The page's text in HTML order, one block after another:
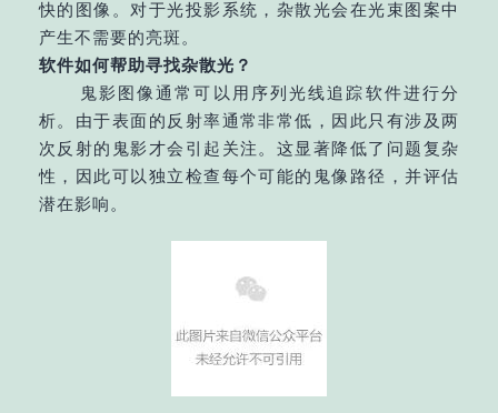
快的图像。对于光投影系统，杂散光会在光束图案中
产生不需要的亮斑。
软件如何帮助寻找杂散光？
鬼影图像通常可以用序列光线追踪软件进行分
析。由于表面的反射率通常非常低，因此只有涉及两
次反射的鬼影才会引起关注。这显著降低了问题复杂
性，因此可以独立检查每个可能的鬼像路径，并评估
潜在影响。